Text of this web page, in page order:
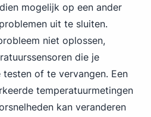
mogelijk op een ander
uit te sluiten.
niet oplossen,
die je
of te vervangen. Een
temperatuurmetingen
kan veranderen